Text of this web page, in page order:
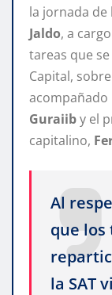
la jornada de
Jaldo, a
tareas que
Capital,
acompañado
Guraiiby el
capitalino,
Al
que los
la SAT